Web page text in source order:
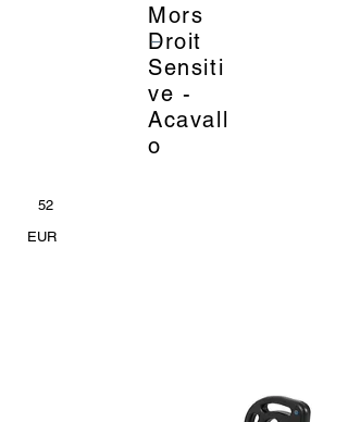
Mors
Droit
Sensiti
ve -
Acavall
o
_
52
EUR